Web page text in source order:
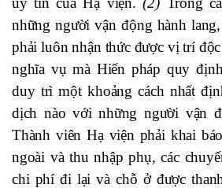
những người vận động hành
phải luôn nhận thức được vị trí
nghĩa vụ mà Hiến pháp quy
duy trì một khoảng cách nhất
dịch nào với những người vận
Thành viên Hạ viện phải khai
ngoài và thu nhập phụ, các
chi phí đi lại và chỗ ở được